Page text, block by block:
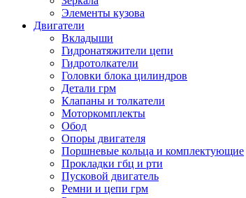
Элементы кузова
Двигатели
Вкладыши
Гидронатяжители цепи
Гидротолкатели
Головки блока цилиндров
Детали грм
Клапаны и толкатели
Моторкомплекты
Обод
Опоры двигателя
Поршневые кольца и комплектующие
Прокладки гбц и рти
Пусковой двигатель
Ремни и цепи грм